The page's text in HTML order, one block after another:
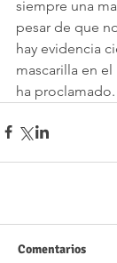
siempre una
pesar de que
hay evidencia
mascarilla en
ha proclamado.
Comentarios